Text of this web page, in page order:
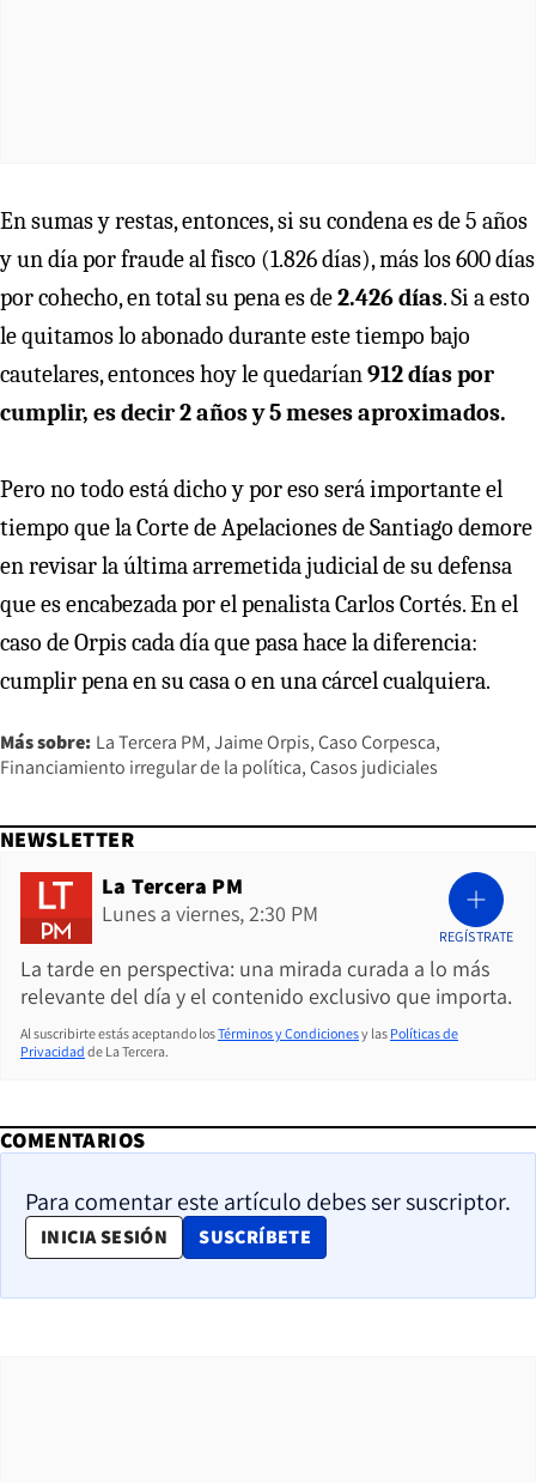
En sumas y restas, entonces, si su condena es de 5 años
y un día por fraude al fisco (1.826 días), más los 600 días
por cohecho, en total su pena es de2.426 días. Si a esto
le quitamos lo abonado durante este tiempo bajo
cautelares, entonces hoy le quedarían912 días por
cumplir, es decir 2 años y 5 meses aproximados.
Pero no todo está dicho y por eso será importante el
tiempo que la Corte de Apelaciones de Santiago demore
en revisar la última arremetida judicial de su defensa
que es encabezada por el penalista Carlos Cortés. En el
caso de Orpis cada día que pasa hace la diferencia:
cumplir pena en su casa o en una cárcel cualquiera.
Más sobre: La Tercera PM Jaime Orpis Caso Corpesca
Financiamiento irregular de la política Casos judiciales
NEWSLETTER
La Tercera PM
Lunes a viernes, 2:30 PM
La tarde en perspectiva: una mirada curada a lo más
relevante del día y el contenido exclusivo que importa.
REGÍSTRATE
Al suscribirte estás aceptando losTérminos y Condicionesy las Políticas de
Privacidad de La Tercera.
COMENTARIOS
Para comentar este artículo debes ser suscriptor.
INICIA SESIÓN SUSCRÍBETE
OPENS IN NEW WINDOW